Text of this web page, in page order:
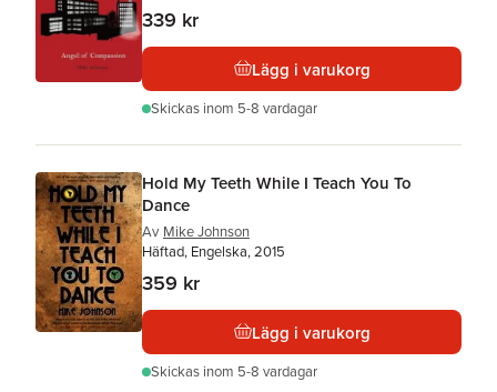
339 kr
Lägg i varukorg
Skickas inom 5-8 vardagar
Hold My Teeth While I Teach You To
Dance
Av Mike Johnson
Häftad, Engelska, 2015
359 kr
Lägg i varukorg
Skickas inom 5-8 vardagar